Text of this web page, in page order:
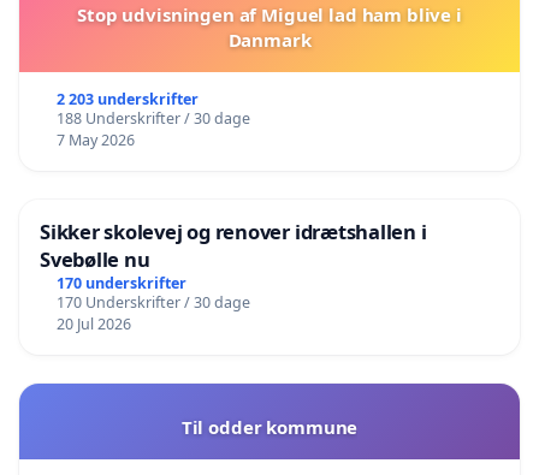
Stop udvisningen af Miguel lad ham blive i
Danmark
2 203 underskrifter
188 Underskrifter / 30 dage
7 May 2026
Sikker skolevej og renover idrætshallen i
Svebølle nu
170 underskrifter
170 Underskrifter / 30 dage
20 Jul 2026
Til odder kommune